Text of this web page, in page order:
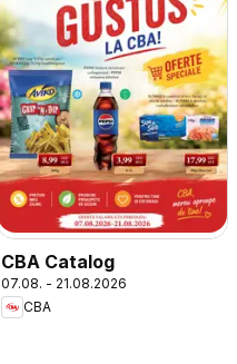
CBA Catalog
07.08. - 21.08.2026
CBA